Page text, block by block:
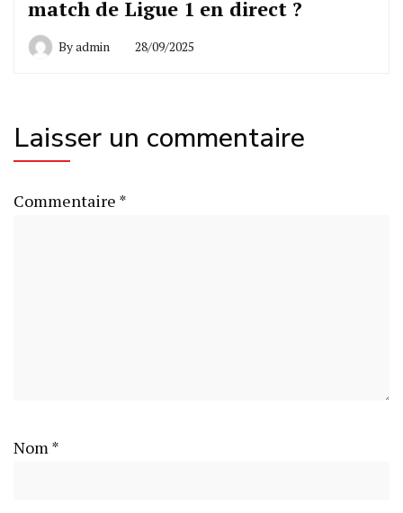
match de Ligue 1 en direct ?
Byadmin 28/09/2025
Laisser un commentaire
Commentaire *
Nom *